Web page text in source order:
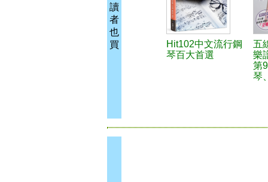
讀
者
也
買
Hit102中文流行鋼
琴百大首選
五
樂
第
琴